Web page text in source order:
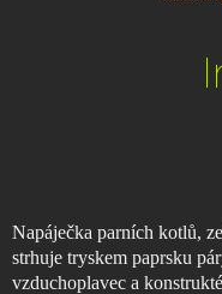
Napáječka parních kotlů,
strhuje tryskem paprsku
vzduchoplavec a